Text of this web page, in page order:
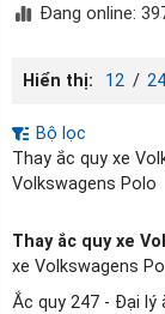
Đang online:
Hiển thị: 12 / 24
Bộ lọc
Thay ắc quy xe
Volkswagens Polo
Thay ắc quy xe
xe Volkswagens
Ắc quy 247 - Đại lý